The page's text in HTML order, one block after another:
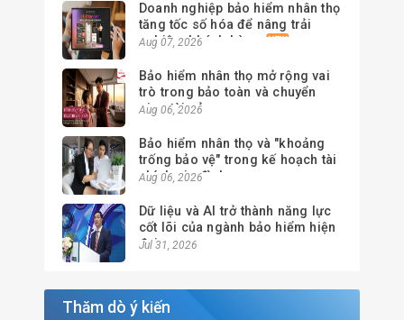
Doanh nghiệp bảo hiểm nhân thọ
tăng tốc số hóa để nâng trải
nghiệm khách hàng
Aug 07, 2026
Bảo hiểm nhân thọ mở rộng vai
trò trong bảo toàn và chuyển
giao tài sản
Aug 06, 2026
Bảo hiểm nhân thọ và "khoảng
trống bảo vệ" trong kế hoạch tài
chính gia đình
Aug 06, 2026
Dữ liệu và AI trở thành năng lực
cốt lõi của ngành bảo hiểm hiện
đại
Jul 31, 2026
Thăm dò ý kiến